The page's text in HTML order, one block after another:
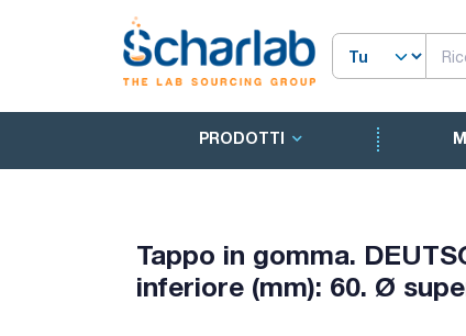
PRODOTTI
Tappo in gomma.
inferiore (mm): 60. Ø